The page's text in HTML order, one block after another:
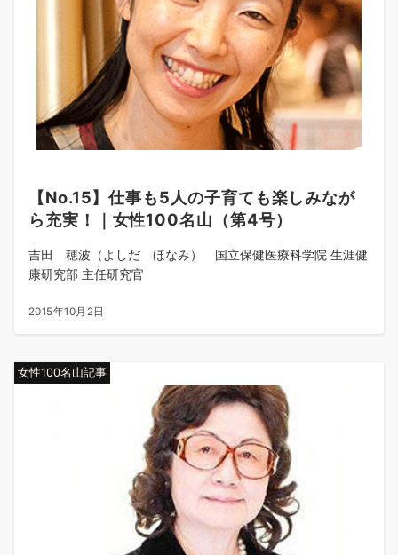
【No.15】仕事も5人の子育ても楽しみなが
ら充実！｜女性100名山（第4号）
吉田 穂波（よしだ ほなみ） 国立保健医療科学院 生涯健
康研究部 主任研究官
2015年10月2日
女性100名山記事